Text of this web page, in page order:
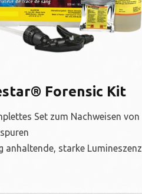
Forensic Kit
Set zum Nachweisen von
anhaltende, starke Lumineszenz